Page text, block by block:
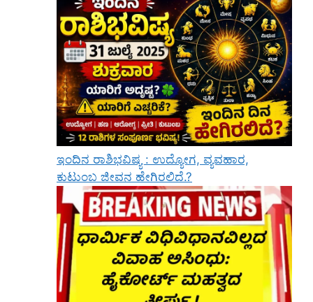
ಇಂದಿನ ರಾಶಿಭವಿಷ್ಯ : ಉದ್ಯೋಗ, ವ್ಯವಹಾರ,
ಕುಟುಂಬ ಜೀವನ ಹೇಗಿರಲಿದೆ.?